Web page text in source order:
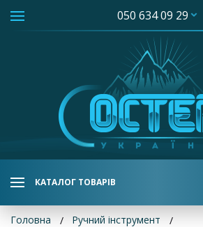
050 634 09 29
КАТАЛОГ ТОВАРІВ
Головна
Ручний інструмент